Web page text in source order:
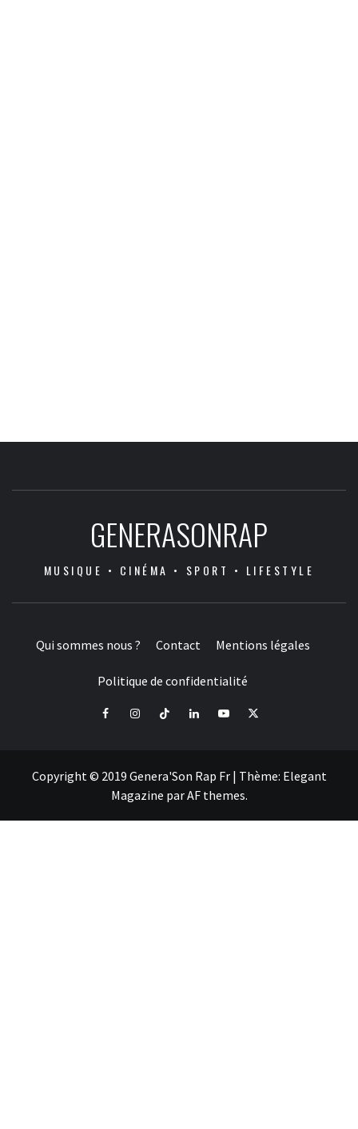
GENERASONRAP
MUSIQUE • CINÉMA • SPORT • LIFESTYLE
Qui sommes nous ? Contact Mentions légales
Politique de confidentialité
FacebookInstagramTiktok LinkedInYoutube
X
Copyright © 2019 Genera'Son Rap Fr | Thème: Elegant
Magazine parAF themes.